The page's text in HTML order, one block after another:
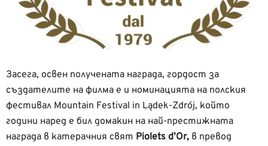
Засега, освен получената награда, гордост за
създателите на филма е и номинацията на полския
фестивал Mountain Festival in Lądek-Zdrój, който
години наред е бил домакин на най-престижната
награда в катерачния свят Piolets d’Or, в превод